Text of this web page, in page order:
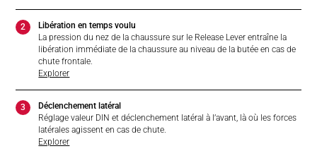
2
Libération en temps voulu
La pression du nez de la chaussure sur le Release Lever entraîne la
libération immédiate de la chaussure au niveau de la butée en cas de
chute frontale.
Explorer
3
Déclenchement latéral
Réglage valeur DIN et déclenchement latéral à l’avant, là où les forces
latérales agissent en cas de chute.
Explorer